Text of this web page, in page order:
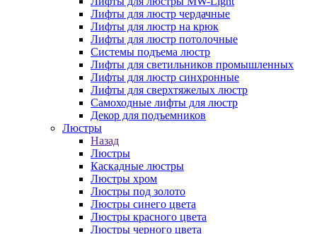
Лифты для люстр чердачные
Лифты для люстр на крюк
Лифты для люстр потолочные
Системы подъема люстр
Лифты для светильников промышленных
Лифты для люстр синхронные
Лифты для сверхтяжелых люстр
Самоходные лифты для люстр
Декор для подъемников
Люстры
Назад
Люстры
Каскадные люстры
Люстры хром
Люстры под золото
Люстры синего цвета
Люстры красного цвета
Люстры черного цвета